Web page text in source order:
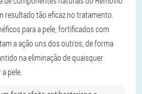
resultado tão eficaz no tratamento.
para a pele, fortificados com
a ação uns dos outros, de forma
na eliminação de quaisquer
pele.